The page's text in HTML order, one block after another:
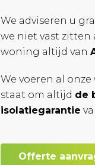
We adviseren u
we niet vast zitten
woning altijd van
We voeren al
staat om altijd de
isolatiegarantie
Offerte